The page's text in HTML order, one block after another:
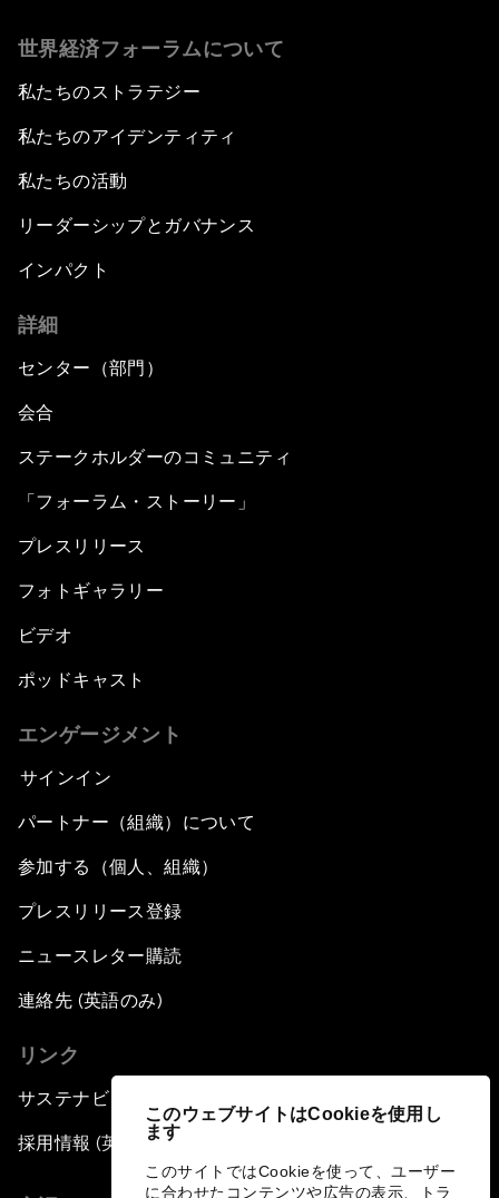
このウェブサイトはCookieを使用し
ます
このサイトではCookieを使って、ユーザー
に合わせたコンテンツや広告の表示、トラ
世界経済フォーラムについて
私たちのストラテジー
私たちのアイデンティティ
私たちの活動
リーダーシップとガバナンス
インパクト
詳細
センター（部門）
会合
ステークホルダーのコミュニティ
「フォーラム・ストーリー」
プレスリリース
フォトギャラリー
ビデオ
ポッドキャスト
エンゲージメント
サインイン
パートナー（組織）について
参加する（個人、組織）
プレスリリース登録
ニュースレター購読
連絡先 (英語のみ)
リンク
サステナビリティへの取り組み
採用情報 (英語のみ)